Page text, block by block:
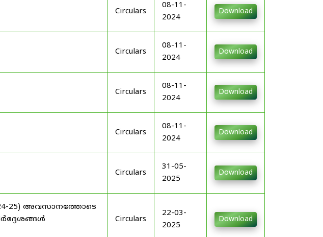
Circulars
08-11-
2024
Download
Circulars
08-11-
2024
Download
Circulars
08-11-
2024
Download
Circulars
08-11-
2024
Download
Circulars
31-05-
2025
Download
25) അവസാനത്തോടെ
Circulars
22-03-
2025
Download